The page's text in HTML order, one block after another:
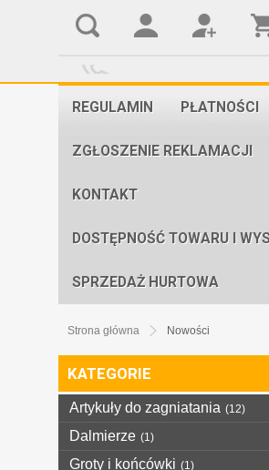
REGULAMIN PŁATNOŚCI
ZGŁOSZENIE REKLAMACJI
KONTAKT
DOSTĘPNOŚĆ TOWARU I
SPRZEDAŻ HURTOWA
Strona główna Nowości
KATEGORIE
Artykuły do zagniatania (12)
Dalmierze (1)
Groty i końcówki (1)